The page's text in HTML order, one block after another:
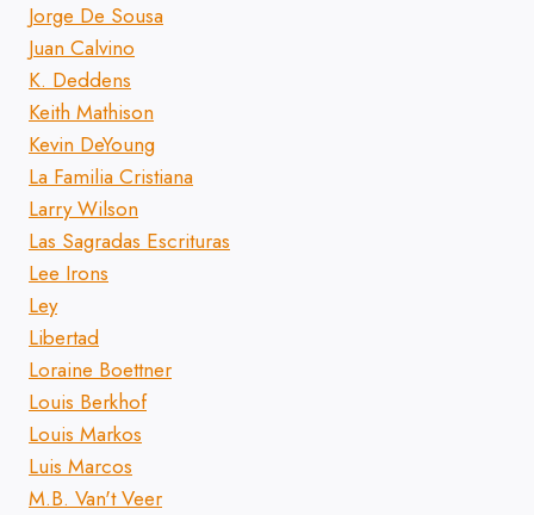
Jorge De Sousa
Juan Calvino
K. Deddens
Keith Mathison
Kevin DeYoung
La Familia Cristiana
Larry Wilson
Las Sagradas Escrituras
Lee Irons
Ley
Libertad
Loraine Boettner
Louis Berkhof
Louis Markos
Luis Marcos
M.B. Van't Veer